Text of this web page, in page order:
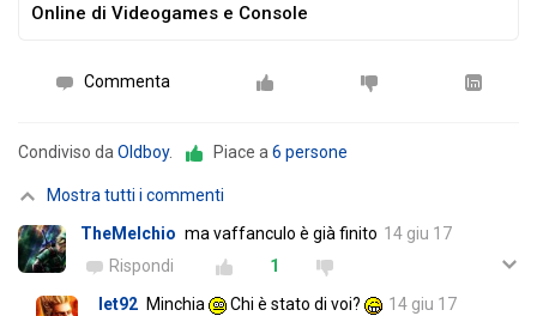
Online di Videogames e Console
Commenta
Condiviso daOldboy. Piace a6 persone
Mostra tutti i commenti
TheMelchio ma vaffanculo è già finito 14 giu 17
Rispondi
1
let92 Minchia Chi è stato di voi? 14 giu 17